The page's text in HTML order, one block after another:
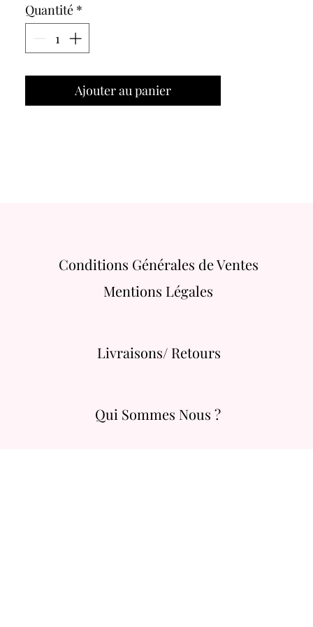
Quantité *
Ajouter au panier
Conditions Générales de Ventes
Mentions Légales
Livraisons/ Retours
Qui Sommes Nous ?